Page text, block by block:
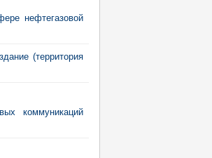
нефтегазовой
(территория
коммуникаций